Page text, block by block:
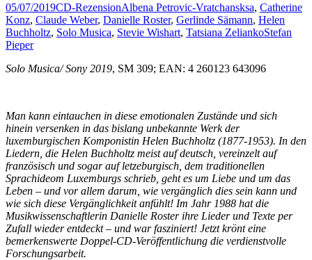
05/07/2019CD-RezensionAlbena Petrovic-Vratchansksa, Catherine
Konz, Claude Weber, Danielle Roster, Gerlinde Sämann, Helen
Buchholtz, Solo Musica, Stevie Wishart, Tatsiana ZeliankoStefan
Pieper
Solo Musica/ Sony 2019, SM 309; EAN: 4 260123 643096
Man kann eintauchen in diese emotionalen Zustände und sich
hinein versenken in das bislang unbekannte Werk der
luxemburgischen Komponistin Helen Buchholtz (1877-1953). In den
Liedern, die Helen Buchholtz meist auf deutsch, vereinzelt auf
französisch und sogar auf letzeburgisch, dem traditionellen
Sprachideom Luxemburgs schrieb, geht es um Liebe und um das
Leben – und vor allem darum, wie vergänglich dies sein kann und
wie sich diese Vergänglichkeit anfühlt! Im Jahr 1988 hat die
Musikwissenschaftlerin Danielle Roster ihre Lieder und Texte per
Zufall wieder entdeckt – und war fasziniert! Jetzt krönt eine
bemerkenswerte Doppel-CD-Veröffentlichung die verdienstvolle
Forschungsarbeit.